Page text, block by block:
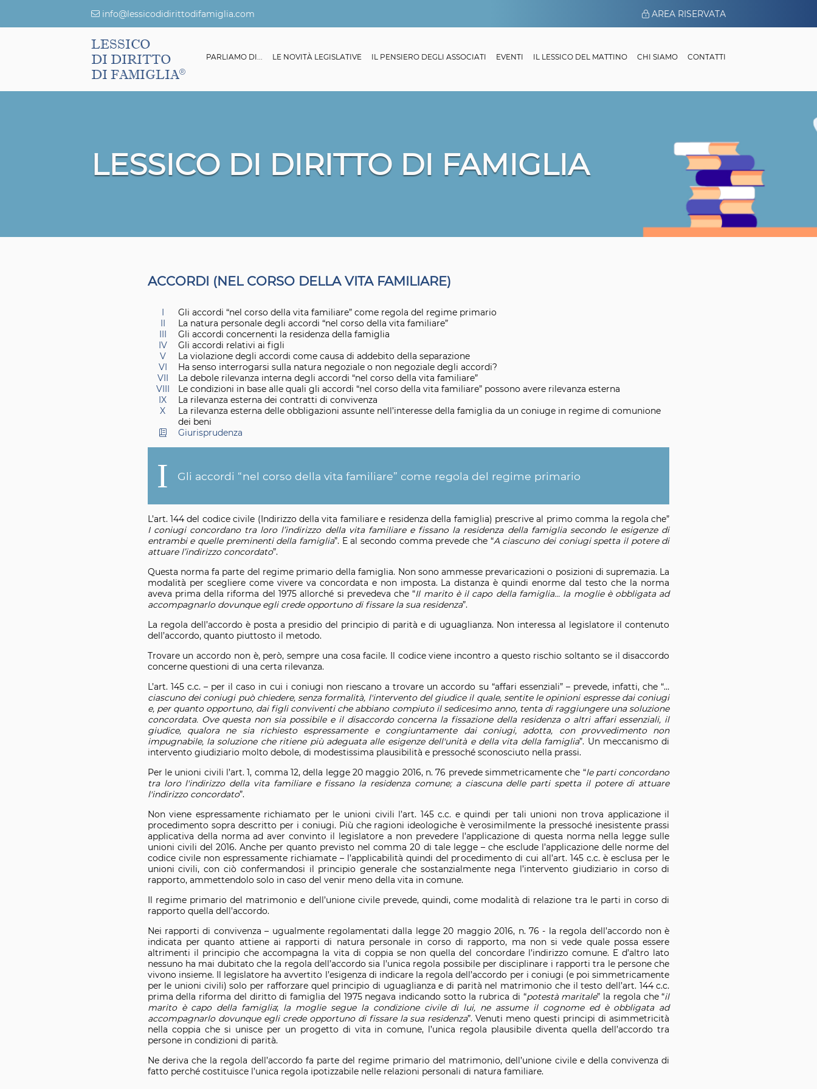
info@lessicodidirittodifamiglia.com AREA RISERVATA
LESSICO
DI DIRITTO
DI FAMIGLIA
DI DIRITTO DI FAMIGLIA GIURISPRUDENZA PARLIAMO DI... LE NOVITÀ LEGISLATIVE IL PENSIERO DEGLI ASSOCIATI EVENTI IL LESSICO DEL MATTINO CHI SIAMO CONTATTI
LESSICO DI DIRITTO DI FAMIGLIA
ACCORDI (NEL CORSO DELLA VITA FAMILIARE)
I
Gli accordi “nel corso della vita familiare” come regola del regime primario
II
La natura personale degli accordi “nel corso della vita familiare”
III
Gli accordi concernenti la residenza della famiglia
IV
Gli accordi relativi ai figli
V
La violazione degli accordi come causa di addebito della separazione
VI
Ha senso interrogarsi sulla natura negoziale o non negoziale degli accordi?
VII
La debole rilevanza interna degli accordi “nel corso della vita familiare”
VIII
Le condizioni in base alle quali gli accordi “nel corso della vita familiare” possono avere rilevanza esterna
IX
La rilevanza esterna dei contratti di convivenza
X
La rilevanza esterna delle obbligazioni assunte nell’interesse della famiglia da un coniuge in regime di comunione
dei beni
Giurisprudenza
I Gli accordi “nel corso della vita familiare” come regola del regime primario
L’art. 144 del codice civile (Indirizzo della vita familiare e residenza della famiglia) prescrive al primo comma la regola che”
I coniugi concordano tra loro l’indirizzo della vita familiare e fissano la residenza della famiglia secondo le esigenze di
entrambi e quelle preminenti della famiglia”. E al secondo comma prevede che “A ciascuno dei coniugi spetta il potere di
attuare l’indirizzo concordato”.
Questa norma fa parte del regime primario della famiglia. Non sono ammesse prevaricazioni o posizioni di supremazia. La
modalità per scegliere come vivere va concordata e non imposta. La distanza è quindi enorme dal testo che la norma
aveva prima della riforma del 1975 allorché si prevedeva che “Il marito è il capo della famiglia… la moglie è obbligata ad
accompagnarlo dovunque egli crede opportuno di fissare la sua residenza”.
La regola dell’accordo è posta a presidio del principio di parità e di uguaglianza. Non interessa al legislatore il contenuto
dell’accordo, quanto piuttosto il metodo.
Trovare un accordo non è, però, sempre una cosa facile. Il codice viene incontro a questo rischio soltanto se il disaccordo
concerne questioni di una certa rilevanza.
L’art. 145 c.c. – per il caso in cui i coniugi non riescano a trovare un accordo su “affari essenziali” – prevede, infatti, che “…
ciascuno dei coniugi può chiedere, senza formalità, l'intervento del giudice il quale, sentite le opinioni espresse dai coniugi
e, per quanto opportuno, dai figli conviventi che abbiano compiuto il sedicesimo anno, tenta di raggiungere una soluzione
concordata. Ove questa non sia possibile e il disaccordo concerna la fissazione della residenza o altri affari essenziali, il
giudice, qualora ne sia richiesto espressamente e congiuntamente dai coniugi, adotta, con provvedimento non
impugnabile, la soluzione che ritiene più adeguata alle esigenze dell'unità e della vita della famiglia”. Un meccanismo di
intervento giudiziario molto debole, di modestissima plausibilità e pressoché sconosciuto nella prassi.
Per le unioni civili l’art. 1, comma 12, della legge 20 maggio 2016, n. 76 prevede simmetricamente che “le parti concordano
tra loro l'indirizzo della vita familiare e fissano la residenza comune; a ciascuna delle parti spetta il potere di attuare
l'indirizzo concordato”.
Non viene espressamente richiamato per le unioni civili l’art. 145 c.c. e quindi per tali unioni non trova applicazione il
procedimento sopra descritto per i coniugi. Più che ragioni ideologiche è verosimilmente la pressoché inesistente prassi
applicativa della norma ad aver convinto il legislatore a non prevedere l’applicazione di questa norma nella legge sulle
unioni civili del 2016. Anche per quanto previsto nel comma 20 di tale legge – che esclude l’applicazione delle norme del
codice civile non espressamente richiamate – l’applicabilità quindi del procedimento di cui all’art. 145 c.c. è esclusa per le
unioni civili, con ciò confermandosi il principio generale che sostanzialmente nega l’intervento giudiziario in corso di
rapporto, ammettendolo solo in caso del venir meno della vita in comune.
Il regime primario del matrimonio e dell’unione civile prevede, quindi, come modalità di relazione tra le parti in corso di
rapporto quella dell’accordo.
Nei rapporti di convivenza – ugualmente regolamentati dalla legge 20 maggio 2016, n. 76 - la regola dell’accordo non è
indicata per quanto attiene ai rapporti di natura personale in corso di rapporto, ma non si vede quale possa essere
altrimenti il principio che accompagna la vita di coppia se non quella del concordare l’indirizzo comune. E d’altro lato
nessuno ha mai dubitato che la regola dell’accordo sia l’unica regola possibile per disciplinare i rapporti tra le persone che
vivono insieme. Il legislatore ha avvertito l’esigenza di indicare la regola dell’accordo per i coniugi (e poi simmetricamente
per le unioni civili) solo per rafforzare quel principio di uguaglianza e di parità nel matrimonio che il testo dell’art. 144 c.c.
prima della riforma del diritto di famiglia del 1975 negava indicando sotto la rubrica di “potestà maritale” la regola che “il
marito è capo della famiglia; la moglie segue la condizione civile di lui, ne assume il cognome ed è obbligata ad
accompagnarlo dovunque egli crede opportuno di fissare la sua residenza”. Venuti meno questi principi di asimmetricità
nella coppia che si unisce per un progetto di vita in comune, l’unica regola plausibile diventa quella dell’accordo tra
persone in condizioni di parità.
Ne deriva che la regola dell’accordo fa parte del regime primario del matrimonio, dell’unione civile e della convivenza di
fatto perché costituisce l’unica regola ipotizzabile nelle relazioni personali di natura familiare.